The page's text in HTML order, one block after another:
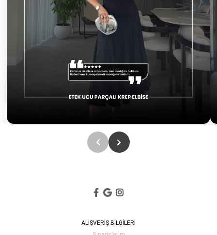
ALIŞVERİŞ BİLGİLERİ